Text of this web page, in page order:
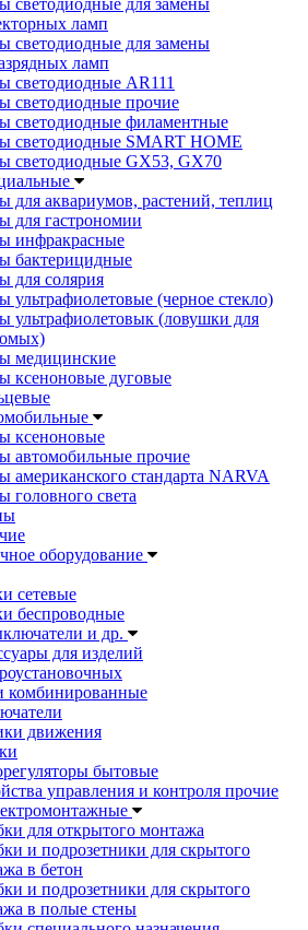
светодиодные для замены
ламп
светодиодные для замены
ламп
светодиодные AR111
светодиодные прочие
светодиодные филаментные
светодиодные SMART HOME
светодиодные GX53, GX70
для аквариумов, растений, теплиц
для гастрономии
инфракрасные
бактерицидные
для солярия
ультрафиолетовые (черное стекло)
ультрафиолетовык (ловушки для
медицинские
ксеноновые дуговые
ксеноновые
автомобильные прочие
американского стандарта NARVA
головного света
оборудование
сетевые
беспроводные
и др.
для изделий
комбинированные
движения
бытовые
управления и контроля прочие
для открытого монтажа
и подрозетники для скрытого
в бетон
и подрозетники для скрытого
в полые стены